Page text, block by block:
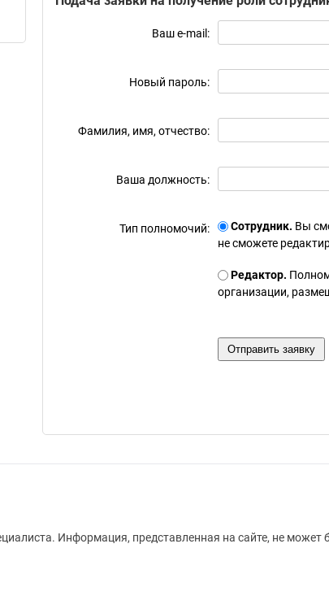
Ваш e-mail:
Новый пароль:
Фамилия, имя, отчество:
Ваша должность:
Тип полномочий: Сотрудник. Вы
не сможете
Редактор.
организации,
Информация, представленная на сайте, не